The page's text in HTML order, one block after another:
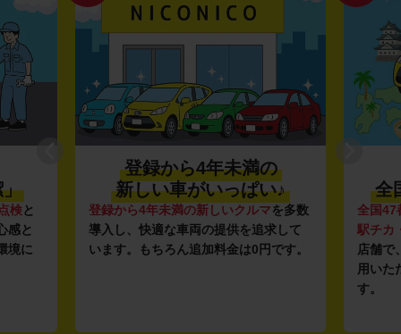
」
検と
感と
境に
登録から4年未満の
新しい車がいっぱい♪
登録から4年未満の新しいクルマを多数
導入し、快適な車両の提供を追求して
います。もちろん追加料金は0円です。
全
全国47
駅チカ
店舗で
用いた
す。